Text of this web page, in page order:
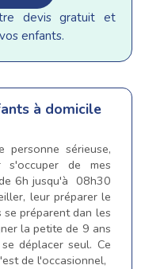
devis gratuit et
enfants.
à domicile
personne sérieuse,
s'occuper de mes
6h jusqu'à 08h30
leur préparer le
préparent dan les
la petite de 9 ans
déplacer seul. Ce
de l'occasionnel,